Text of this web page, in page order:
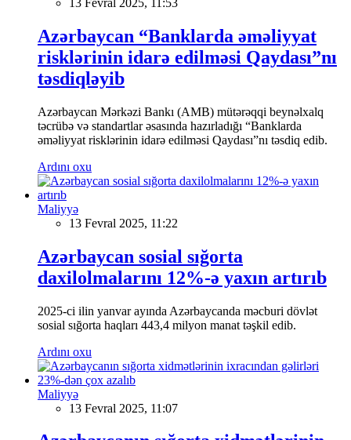
Azərbaycan “Banklarda əməliyyat
risklərinin idarə edilməsi Qaydası”nı
təsdiqləyib
Azərbaycan Mərkəzi Bankı (AMB) mütərəqqi beynəlxalq
təcrübə və standartlar əsasında hazırladığı “Banklarda
əməliyyat risklərinin idarə edilməsi Qaydası”nı təsdiq edib.
Ardını oxu
Maliyyə
13 Fevral 2025, 11:22
Azərbaycan sosial sığorta
daxilolmalarını 12%-ə yaxın artırıb
2025-ci ilin yanvar ayında Azərbaycanda məcburi dövlət
sosial sığorta haqları 443,4 milyon manat təşkil edib.
Ardını oxu
Maliyyə
13 Fevral 2025, 11:07